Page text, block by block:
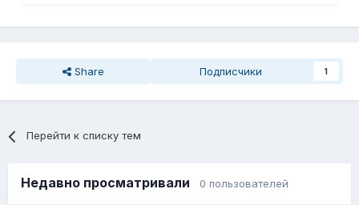
Share Подписчики 1
Перейти к списку тем
Недавно просматривали 0 пользователей